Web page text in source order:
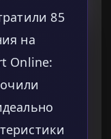
85
на
Online: